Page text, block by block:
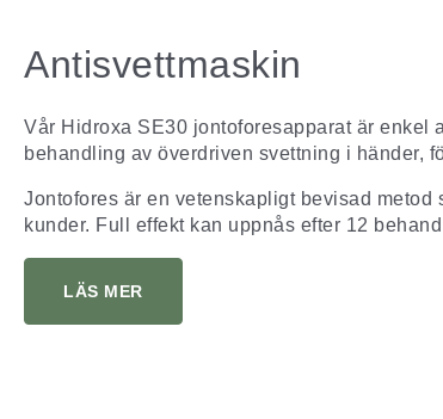
Antisvettmaskin
Vår Hidroxa SE30 jontoforesapparat är enkel
behandling av överdriven svettning i händer,
Jontofores är en vetenskapligt bevisad metod
kunder. Full effekt kan uppnås efter 12
LÄS MER